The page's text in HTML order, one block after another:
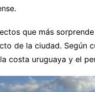
que más
de la ciudad. Según
costa uruguaya y el